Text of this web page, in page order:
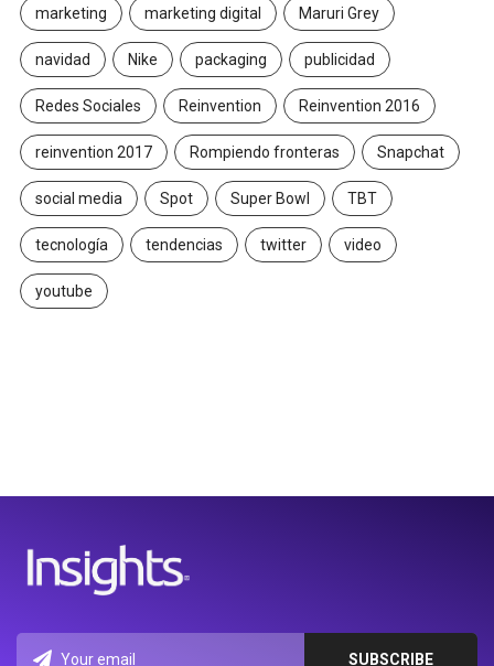
marketing marketing digital Maruri Grey
navidad Nike packaging publicidad
Redes Sociales Reinvention Reinvention 2016
reinvention 2017 Rompiendo fronteras Snapchat
social media Spot Super Bowl TBT
tecnología tendencias twitter video
youtube